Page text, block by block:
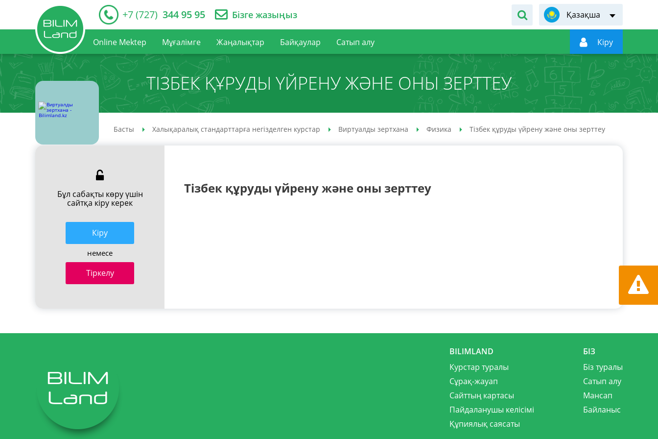
+7 (727) 344 95 95 Бізге жазыңыз Қазақша
Online Mektep Мұғалімге Жаңалықтар Байқаулар Сатып алу  Кiру
ТІЗБЕК ҚҰРУДЫ ҮЙРЕНУ ЖӘНЕ ОНЫ ЗЕРТТЕУ
Басты Халықаралық стандарттарға негізделген курстар Виртуалды зертхана Физика Тізбек құруды үйрену және оны зерттеу
Бұл сабақты көру үшін
сайтқа кіру керек
Кiру
немесе
Тіркелу
Тізбек құруды үйрену және оны зерттеу
Қате
BILIMLAND
Курстар туралы
Сұрақ-жауап
Сайттың картасы
Пайдаланушы келісімі
Құпиялық саясаты
БІЗ
Біз туралы
Сатып алу
Мансап
Байланыс